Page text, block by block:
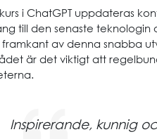
i ChatGPT uppdateras
till den senaste
framkant av denna snabba
är det viktigt att
Inspirerande, kunnig
Previous